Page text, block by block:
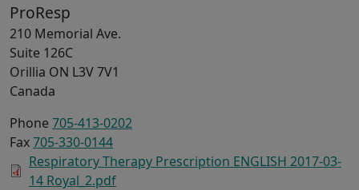
ProResp
210 Memorial Ave.
Suite 126C
Orillia ON L3V 7V1
Canada
Phone 705-413-0202
Fax705-330-0144
Respiratory Therapy Prescription ENGLISH 2017-03-
14 Royal_2.pdf